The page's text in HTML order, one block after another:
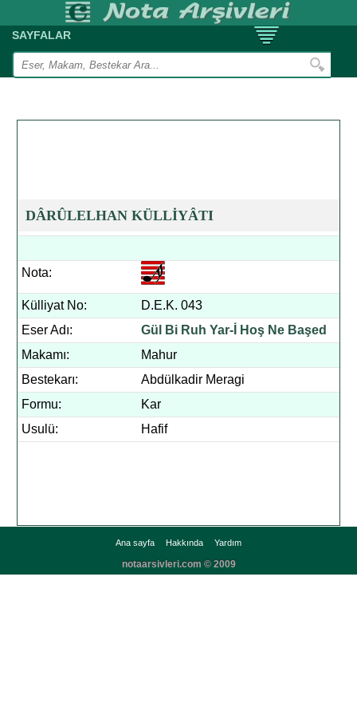
SAYFALAR
DÂRÛLELHAN KÜLLİYÂTI
Nota:
Külliyat No:
D.E.K. 043
Eser Adı:
Gül Bi Ruh Yar-İ Hoş Ne Başed
Makamı:
Mahur
Bestekarı:
Abdülkadir Meragi
Formu:
Kar
Usulü:
Hafif
Ana sayfa Hakkında Yardım
notaarsivleri.com © 2009